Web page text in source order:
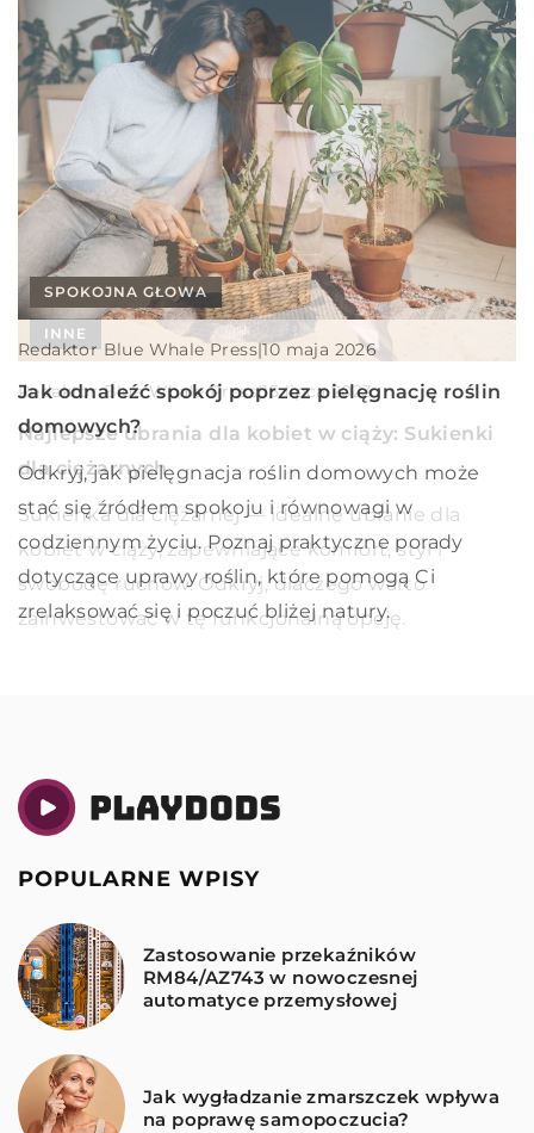
INNE
Redaktor Blue Whale Press|20 września 2023
Optymalizacja procesów logistycznych dzięki
zaawansowanym systemom transportowym
Przekonaj się, jak zaawansowane systemy
transportowe mogą wpłynąć na optymalizację
procesów logistycznych, zwiększając wydajność i
obniżając koszty działania.
SPOKOJNA GŁOWA
Redaktor Blue Whale Press|10 maja 2026
Jak odnaleźć spokój poprzez pielęgnację roślin
domowych?
Odkryj, jak pielęgnacja roślin domowych może
stać się źródłem spokoju i równowagi w
codziennym życiu. Poznaj praktyczne porady
dotyczące uprawy roślin, które pomogą Ci
zrelaksować się i poczuć bliżej natury.
INNE
Redaktor Blue Whale Press|15 lipca 2023
Najlepsze ubrania dla kobiet w ciąży: Sukienki
dla ciężarnych
Sukienka dla ciężarnej — idealne ubranie dla
kobiet w ciąży, zapewniające komfort, styl i
swobodę ruchów. Odkryj, dlaczego warto
zainwestować w tę funkcjonalną opcję.
POPULARNE WPISY
Zastosowanie przekaźników
RM84/AZ743 w nowoczesnej
automatyce przemysłowej
Jak wygładzanie zmarszczek wpływa
na poprawę samopoczucia?